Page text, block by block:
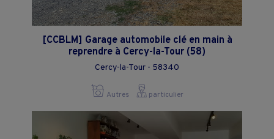
[CCBLM] Garage automobile clé en main à
reprendre à Cercy-la-Tour (58)
Cercy-la-Tour - 58340
Autres particulier